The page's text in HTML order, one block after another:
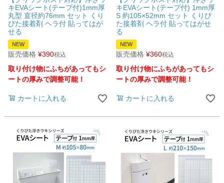
キEVAシート(テープ付)1mm厚
丸型 直径約76mm セット くり
ぴた接着剤 ヘラ付 貼ってはが
せる
NEW
販売価格 ¥390税込
取り付け物にふちがあってもシ
ートの厚みで調整可能！
カートに入れる
キEVAシート(テープ付) 1mm厚
S 約105×52mm セット くりぴ
た接着剤 ヘラ付 貼ってはがせ
る
NEW
販売価格 ¥360税込
取り付け物にふちがあってもシ
ートの厚みで調整可能！
カートに入れる